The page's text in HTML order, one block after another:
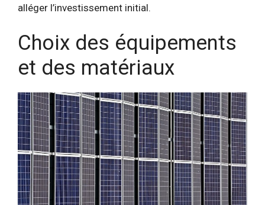
alléger l’investissement initial.
Choix des équipements
et des matériaux